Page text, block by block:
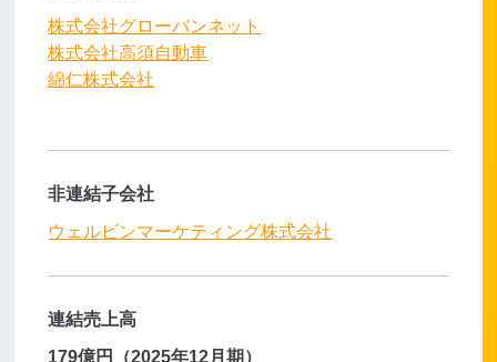
株式会社グローバンネット
株式会社高須自動車
綿仁株式会社
非連結子会社
ウェルビンマーケティング株式会社
連結売上高
179億円（2025年12月期）